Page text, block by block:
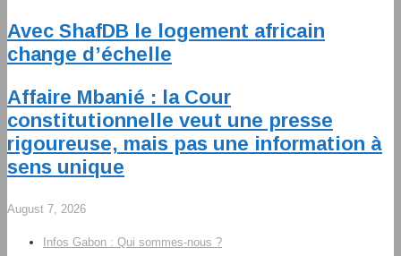
Avec ShafDB le logement africain
change d’échelle
Affaire Mbanié : la Cour
constitutionnelle veut une presse
rigoureuse, mais pas une information à
sens unique
August 7, 2026
Infos Gabon : Qui sommes-nous ?